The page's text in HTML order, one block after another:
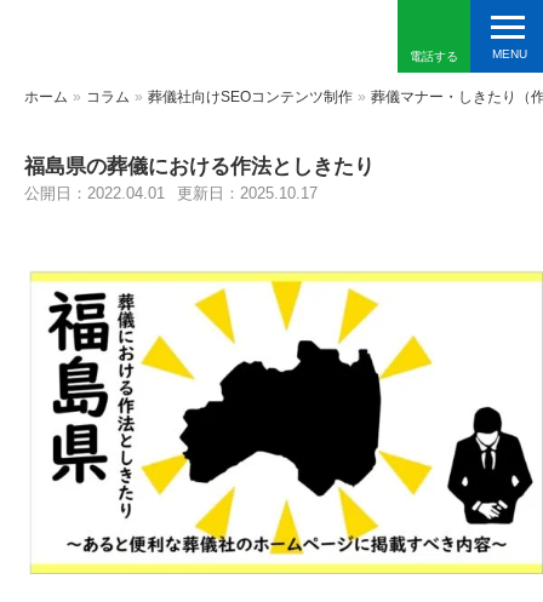
電話する
ホーム » コラム » 葬儀社向けSEOコンテンツ制作 » 葬儀マナー・しきたり（
福島県の葬儀における作法としきたり
公開日：2022.04.01 更新日：2025.10.17